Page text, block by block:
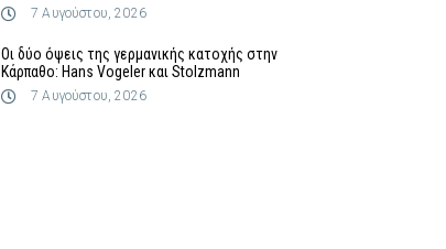
7 Αυγούστου, 2026
Οι δύο όψεις της γερμανικής κατοχής στην
Κάρπαθο: Hans Vogeler και Stolzmann
7 Αυγούστου, 2026